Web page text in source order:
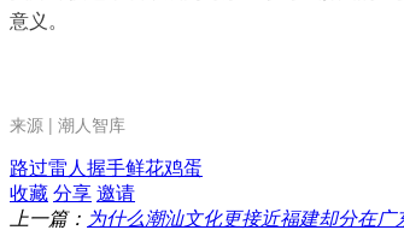
意义。
来源 | 潮人智库
路过雷人 握手鲜花鸡蛋
收藏 分享 邀请
上一篇： 为什么潮汕文化更接近福建却分在